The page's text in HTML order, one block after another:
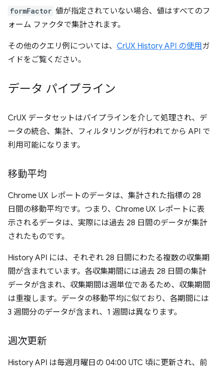
formFactor 値が指定されていない場合、値はすべてのフ
ォーム ファクタで集計されます。
その他のクエリ例については、 CrUX History API の使用ガ
イドをご覧ください。
データ パイプライン
CrUX データセットはパイプラインを介して処理され、デ
ータの統合、集計、フィルタリングが行われてから API で
利用可能になります。
移動平均
Chrome UX レポートのデータは、集計された指標の 28
日間の移動平均です。つまり、Chrome UX レポートに表
示されるデータは、実際には過去 28 日間のデータが集計
されたものです。
History API には、それぞれ 28 日間にわたる複数の収集期
間が含まれています。各収集期間には過去 28 日間の集計
データが含まれ、収集期間は週単位であるため、収集期間
は重複します。データの移動平均に似ており、各期間には
3 週間分のデータが含まれ、1 週間は異なります。
週次更新
History API は毎週月曜日の 04:00 UTC 頃に更新され、前